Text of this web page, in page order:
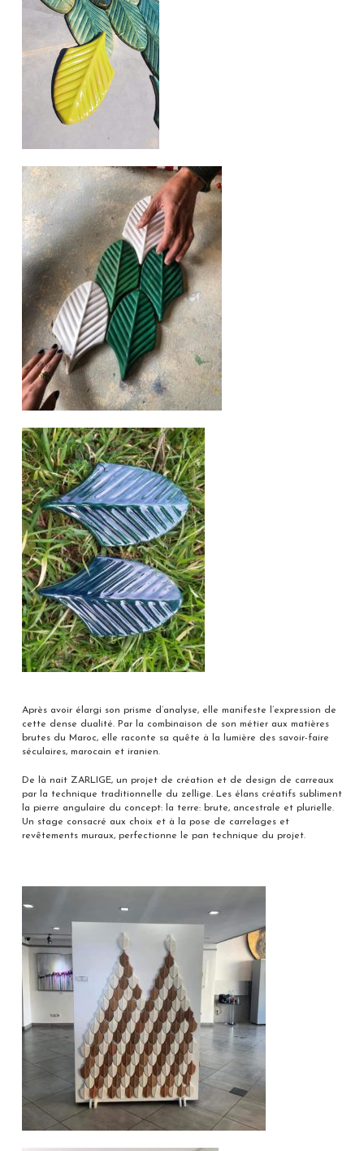
Après avoir élargi son prisme d’analyse, elle manifeste l’expression de
cette dense dualité. Par la combinaison de son métier aux matières
brutes du Maroc, elle raconte sa quête à la lumière des savoir-faire
séculaires, marocain et iranien.
De là nait ZARLIGE, un projet de création et de design de carreaux
par la technique traditionnelle du zellige. Les élans créatifs subliment
la pierre angulaire du concept: la terre: brute, ancestrale et plurielle.
Un stage consacré aux choix et à la pose de carrelages et
revêtements muraux, perfectionne le pan technique du projet.